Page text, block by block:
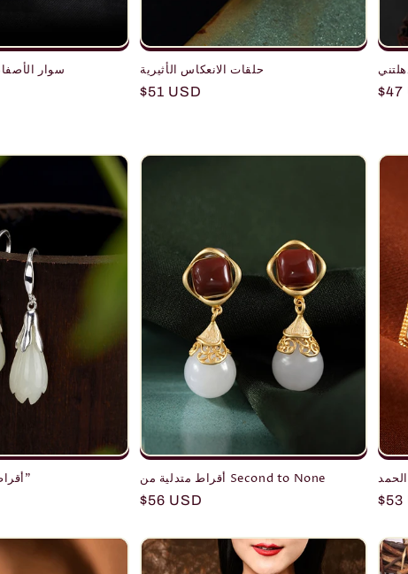
سوار حلقات الانعكاس الأثيرية
Regular
$51 USD $47
أقراط "أرسل لي رسالة" أقراط متدلية من Second to None
Regular
$56 USD $53